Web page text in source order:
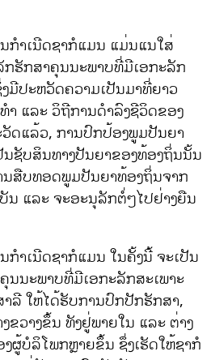
ກໍາເນີດຊາກໍແມນ ແມ່ນແນໃສ່
ກຮັກສາຄຸນນະພາບທີ່ມີເອກະລັກ
ມີປະຫວັດຄວາມເປັນມາທີ່ຍາວ
ແລະ ວິຖີການດໍາລົງຊີວິດຂອງ
ດແລ້ວ, ການປົກປ້ອງພູມປັນຍາ
ນຊັບສິນທາງປັນຍາຂອງທ້ອງຖິ່ນນັ້ນ
ນສືບທອດພູມປັນຍາທ້ອງຖິ່ນຈາກ
ແລະ ຈະອະນຸລັກຕໍ່ໆໄປຢ່າງຍືນ
າເນີດຊາກໍແມນ ໃນຄັ້ງນີ້ ຈະເປັນ
ນນະພາບທີ່ມີເອກະລັກສະເພາະ
າລີ ໃຫ້ໄດ້ຮັບການປົກປັກຮັກສາ,
ຂວາງຂຶ້ນ ທັງຢູ່ພາຍໃນ ແລະ ຕ່າງ
ຜູ້ບໍລິໂພກຫຼາຍຂຶ້ນ ຊຶ່ງເຮັດໃຫ້ຊາກໍ